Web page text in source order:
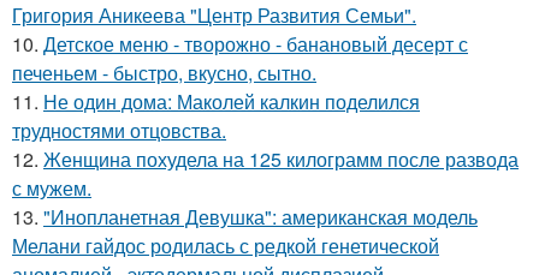
Григория Аникеева "Центр Развития Семьи".
10. Детское меню - творожно - банановый десерт с
печеньем - быстро, вкусно, сытно.
11. Не один дома: Маколей калкин поделился
трудностями отцовства.
12. Женщина похудела на 125 килограмм после развода
с мужем.
13. "Инопланетная Девушка": американская модель
Мелани гайдос родилась с редкой генетической